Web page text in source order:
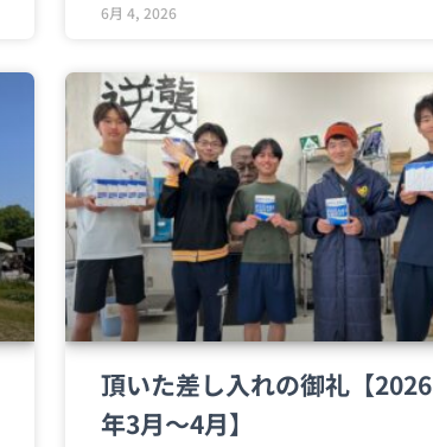
6月 4, 2026
頂いた差し入れの御礼【2026
年3月～4月】